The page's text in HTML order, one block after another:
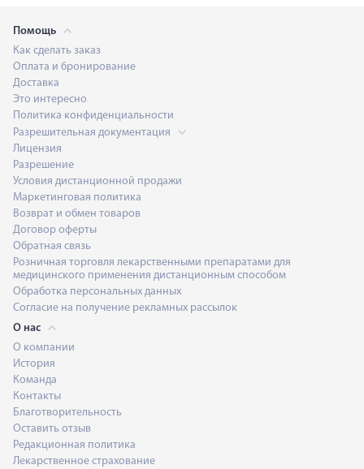
Помощь
Как сделать заказ
Оплата и бронирование
Доставка
Это интересно
Политика конфиденциальности
Разрешительная документация
Лицензия
Разрешение
Условия дистанционной продажи
Маркетинговая политика
Возврат и обмен товаров
Договор оферты
Обратная связь
Розничная торговля лекарственными препаратами для
медицинского применения дистанционным способом
Обработка персональных данных
Согласие на получение рекламных рассылок
О нас
О компании
История
Команда
Контакты
Благотворительность
Оставить отзыв
Редакционная политика
Лекарственное страхование